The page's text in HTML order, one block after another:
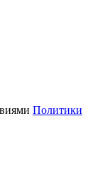
Политики